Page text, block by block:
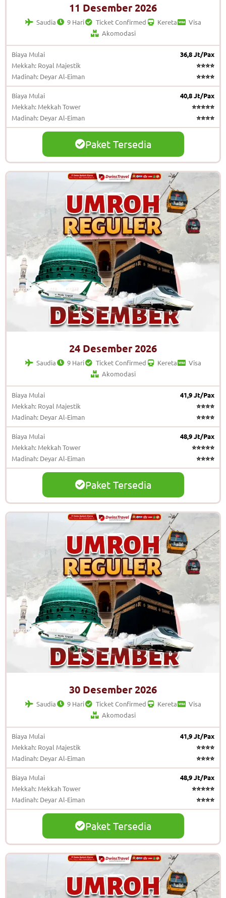
11 Desember 2026
Saudia 9 Hari Ticket Confirmed Kereta
Visa
Akomodasi
Biaya Mulai
36,8 Jt/Pax
Mekkah: Royal Majestik
⭐⭐⭐⭐
Madinah: Deyar Al-Eiman
⭐⭐⭐⭐
Biaya Mulai
40,8 Jt/Pax
Mekkah: Mekkah Tower
⭐⭐⭐⭐⭐
Madinah: Deyar Al-Eiman
⭐⭐⭐⭐
Paket Tersedia
24 Desember 2026
Saudia 9 Hari Ticket Confirmed Kereta
Visa
Akomodasi
Biaya Mulai
41,9 Jt/Pax
Mekkah: Royal Majestik
⭐⭐⭐⭐
Madinah: Deyar Al-Eiman
⭐⭐⭐⭐
Biaya Mulai
48,9 Jt/Pax
Mekkah: Mekkah Tower
⭐⭐⭐⭐⭐
Madinah: Deyar Al-Eiman
⭐⭐⭐⭐
Paket Tersedia
30 Desember 2026
Saudia 9 Hari Ticket Confirmed Kereta
Visa
Akomodasi
Biaya Mulai
41,9 Jt/Pax
Mekkah: Royal Majestik
⭐⭐⭐⭐
Madinah: Deyar Al-Eiman
⭐⭐⭐⭐
Biaya Mulai
48,9 Jt/Pax
Mekkah: Mekkah Tower
⭐⭐⭐⭐⭐
Madinah: Deyar Al-Eiman
⭐⭐⭐⭐
Paket Tersedia